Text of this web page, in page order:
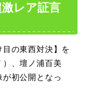
レア証言
の東西対決】を
、壇ノ浦百美
が初公開となっ